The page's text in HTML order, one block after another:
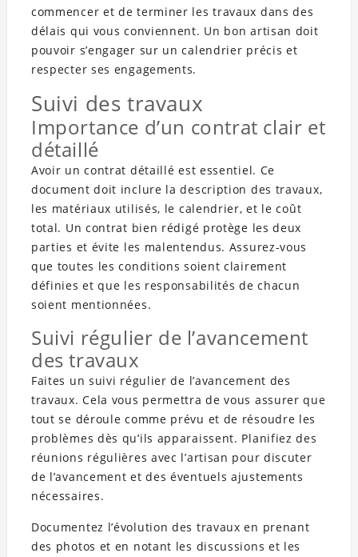
commencer et de terminer les travaux dans des
délais qui vous conviennent. Un bon artisan doit
pouvoir s’engager sur un calendrier précis et
respecter ses engagements.
Suivi des travaux
Importance d’un contrat clair et
détaillé
Avoir un contrat détaillé est essentiel. Ce
document doit inclure la description des travaux,
les matériaux utilisés, le calendrier, et le coût
total. Un contrat bien rédigé protège les deux
parties et évite les malentendus. Assurez-vous
que toutes les conditions soient clairement
définies et que les responsabilités de chacun
soient mentionnées.
Suivi régulier de l’avancement
des travaux
Faites un suivi régulier de l’avancement des
travaux. Cela vous permettra de vous assurer que
tout se déroule comme prévu et de résoudre les
problèmes dès qu’ils apparaissent. Planifiez des
réunions régulières avec l’artisan pour discuter
de l’avancement et des éventuels ajustements
nécessaires.
Documentez l’évolution des travaux en prenant
des photos et en notant les discussions et les